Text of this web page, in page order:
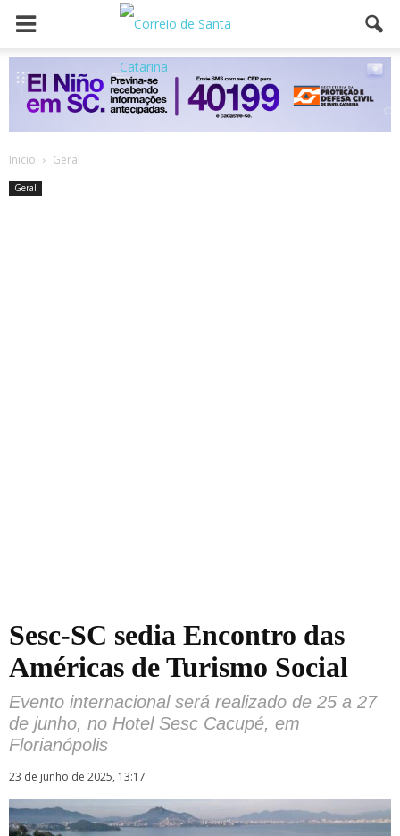
Inicio Geral
Geral
Sesc-SC sedia Encontro das
Américas de Turismo Social
Evento internacional será realizado de 25 a 27
de junho, no Hotel Sesc Cacupé, em
Florianópolis
23 de junho de 2025, 13:17